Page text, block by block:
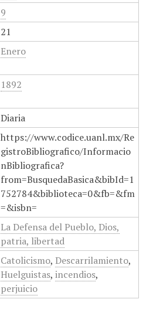
9
21
Enero
1892
Diaria
https://www.codice.uanl.mx/Re
gistroBibliografico/Informacio
nBibliografica?
from=BusquedaBasica&bibId=1
752784&biblioteca=0&fb=&fm
=&isbn=
La Defensa del Pueblo, Dios,
patria, libertad
Catolicismo, Descarrilamiento,
Huelguistas, incendios,
perjuicio